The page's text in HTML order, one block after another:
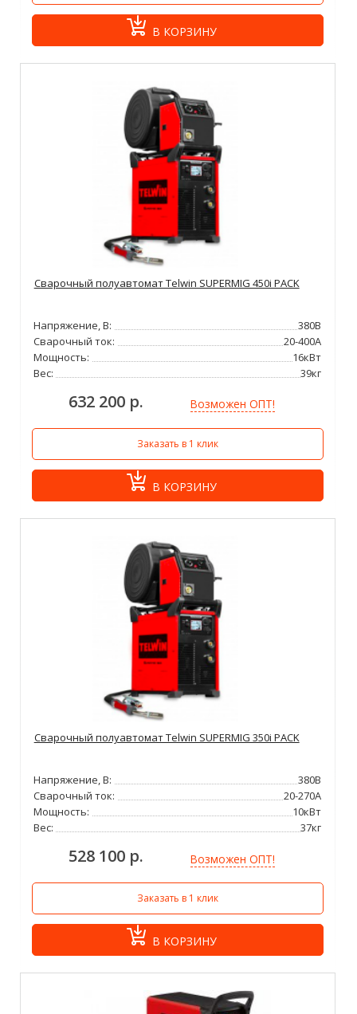
В КОРЗИНУ
Сварочный полуавтомат Telwin SUPERMIG 450i PACK
Напряжение, В:
380В
Сварочный ток:
20-400А
Мощность:
16кВт
Вес:
39кг
632 200 р. Возможен ОПТ!
Заказать в 1 клик
В КОРЗИНУ
Сварочный полуавтомат Telwin SUPERMIG 350i PACK
Напряжение, В:
380В
Сварочный ток:
20-270А
Мощность:
10кВт
Вес:
37кг
528 100 р. Возможен ОПТ!
Заказать в 1 клик
В КОРЗИНУ